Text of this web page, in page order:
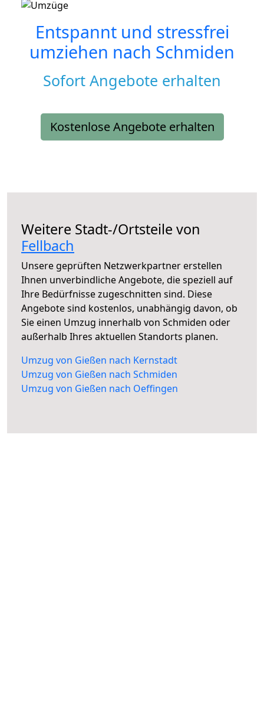
Entspannt und stressfrei
umziehen nach Schmiden
Sofort Angebote erhalten
Kostenlose Angebote erhalten
Weitere Stadt-/Ortsteile von
Fellbach
Unsere geprüften Netzwerkpartner erstellen
Ihnen unverbindliche Angebote, die speziell auf
Ihre Bedürfnisse zugeschnitten sind. Diese
Angebote sind kostenlos, unabhängig davon, ob
Sie einen Umzug innerhalb von Schmiden oder
außerhalb Ihres aktuellen Standorts planen.
Umzug von Gießen nach Kernstadt
Umzug von Gießen nach Schmiden
Umzug von Gießen nach Oeffingen